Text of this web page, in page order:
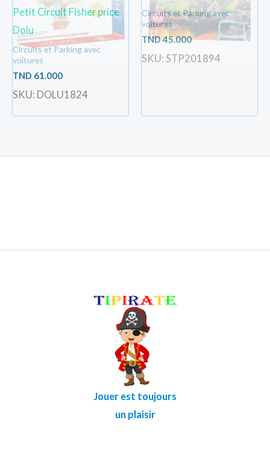
Petit Circuit Fisher price
Dolu
Circuits et Parking avec
voitures
TND 61.000
SKU: DOLU1824
Circuits et Parking avec
voitures
TND45.000
SKU: STP201894
Jouer est toujours
un plaisir